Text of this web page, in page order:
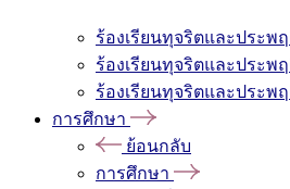
ร้องเรียนทุจริตและประพ
ร้องเรียนทุจริตและประพ
ร้องเรียนทุจริตและประพ
การศึกษา
ย้อนกลับ
การศึกษา